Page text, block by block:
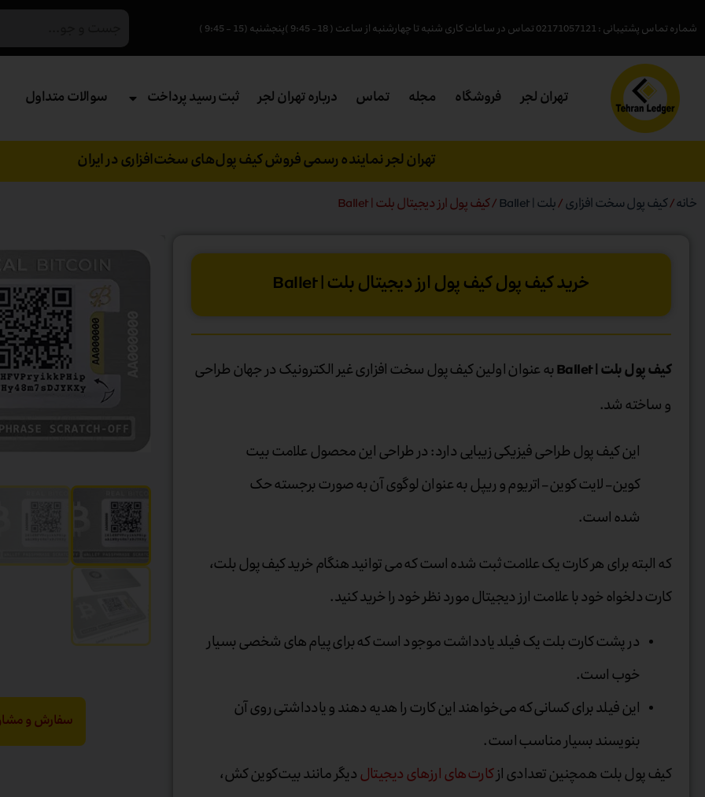
شماره تماس پشتیبانی : 02171057121 تماس در ساعات کاری شنبه تا چهارشنبه از ساعت ( 18- 9:45 )پنجشنبه (15 - 9:45 )
تهران لجر فروشگاه مجله تماس درباره تهران لجر ثبت رسید پرداخت سوالات متداول
تهران لجر نماینده رسمی فروش کیف پول‌های سخت‌افزاری در ایران
خانه /کیف پول سخت افزاری / بلت | Ballet / کیف پول ارز دیجیتال بلت | Ballet
خرید کیف‌ پول کیف پول ارز دیجیتال بلت | Ballet
کیف پول بلت | Ballet به عنوان اولین کیف پول سخت‌ افزاری غیر الکترونیک در جهان طراحی
و ساخته شد.
این کیف پول طراحی فیزیکی زیبایی دارد: در طراحی این محصول علامت بیت
کوین – لایت کوین – اتریوم و ریپل به عنوان لوگوی آن به صورت برجسته حک
شده است.
که البته برای هر کارت یک علامت ثبت شده است که می توانید هنگام خرید کیف پول بلت،
کارت دلخواه خود با علامت ارز دیجیتال مورد نظر خود را خرید کنید.
در پشت کارت بلت یک فیلد یادداشت موجود است که برای پیام‌ های شخصی بسیار
خوب است.
این فیلد برای کسانی که می‌خواهند این کارت را هدیه دهند و یادداشتی روی آن
بنویسند بسیار مناسب است.
کیف پول بلت همچنین تعدادی ازکارت‌های ارزهای دیجیتال دیگر مانند بیت‌کوین کش،
سفارش و